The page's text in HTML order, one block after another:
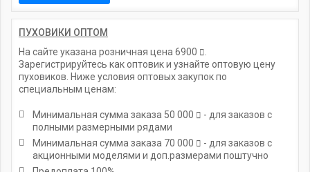
ПУХОВИКИ ОПТОМ
На сайте указана розничная цена 6900
Зарегистрируйтесь как оптовик и узнайте оптовую цену
пуховиков. Ниже условия оптовых закупок по
специальным ценам:
Минимальная сумма заказа 50 000
- для заказов с
полными размерными рядами
Минимальная сумма заказа 70 000
- для заказов с
акционными моделями и доп.размерами поштучно